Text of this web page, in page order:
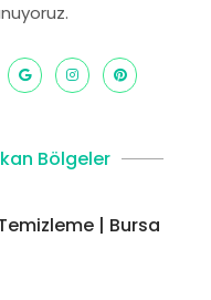
Bölgeler
| Bursa